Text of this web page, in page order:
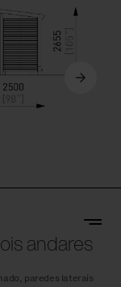
andares
paredes laterais